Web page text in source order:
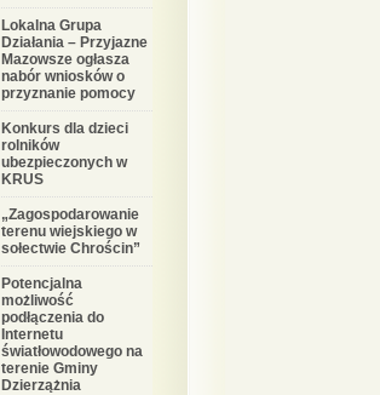
Lokalna Grupa
Działania – Przyjazne
Mazowsze ogłasza
nabór wniosków o
przyznanie pomocy
Konkurs dla dzieci
rolników
ubezpieczonych w
KRUS
„Zagospodarowanie
terenu wiejskiego w
sołectwie Chrościn”
Potencjalna
możliwość
podłączenia do
Internetu
światłowodowego na
terenie Gminy
Dzierzążnia